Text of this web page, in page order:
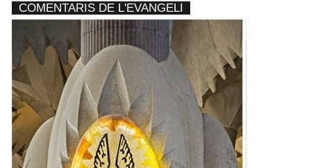
COMENTARIS DE L'EVANGELI